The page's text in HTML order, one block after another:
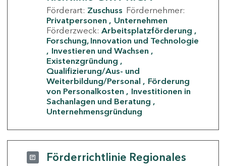
Förderart: Zuschuss Fördernehmer:
Privatpersonen
Unternehmen
Förderzweck: Arbeitsplatzförderung
Forschung, Innovation und Technologie
Investieren und Wachsen
Existenzgründung
Qualifizierung/Aus- und
Weiterbildung/Personal
Förderung
von Personalkosten
Investitionen in
Sachanlagen und Beratung
Unternehmensgründung
Förderrichtlinie Regionales